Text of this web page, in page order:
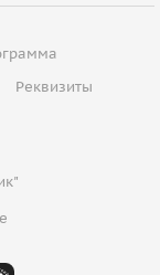
Реквизиты